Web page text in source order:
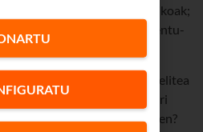
dira gure
informatikoak;
euskal industriaren talentu-
, zeinak bideo-jokoen elitea
Derioko egoitzan. Ikaragarri
egoteko aukera izan zenuen?